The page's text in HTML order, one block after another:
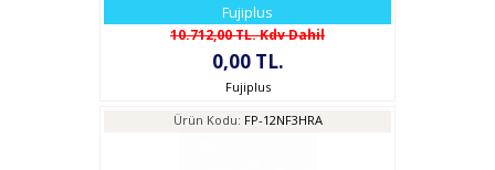
Fujiplus
10.712,00 TL. Kdv Dahil
0,00 TL.
Fujiplus
Ürün Kodu: FP-12NF3HRA